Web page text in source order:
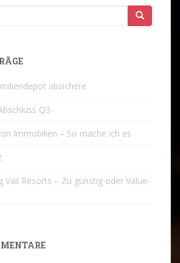
absichere
Q3
Immobilien – So mache ich es
Vail Resorts – Zu günstig oder Value-